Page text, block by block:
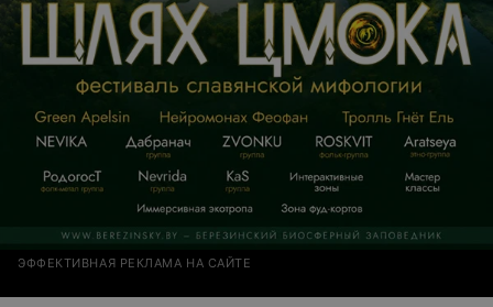
ЭФФЕКТИВНАЯ РЕКЛАМА НА САЙТЕ